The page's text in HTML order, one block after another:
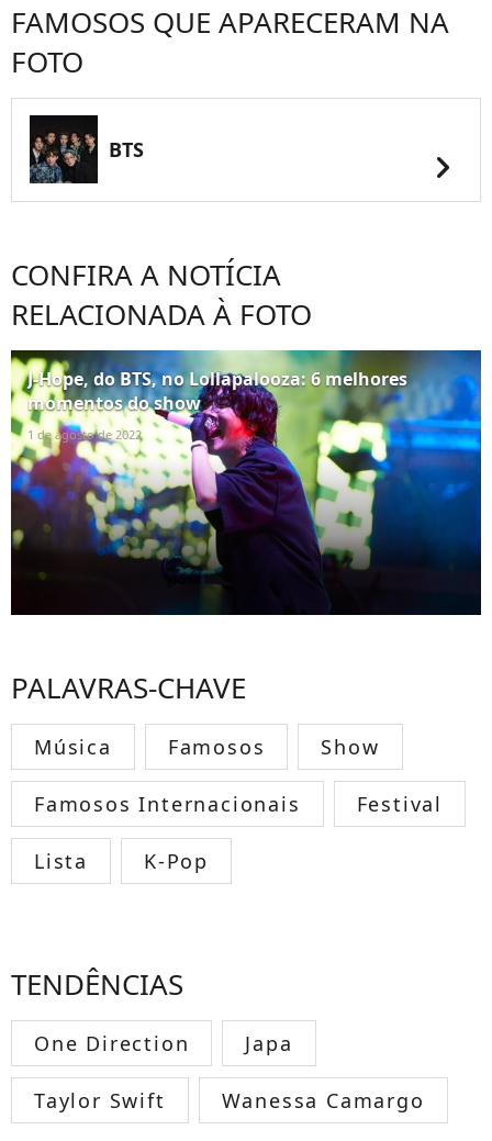
FAMOSOS QUE APARECERAM NA
FOTO
BTS chevron_right
CONFIRA A NOTÍCIA
RELACIONADA À FOTO
J-Hope, do BTS, no Lollapalooza: 6 melhores
momentos do show
1 de agosto de 2022
PALAVRAS-CHAVE
Música Famosos Show
Famosos Internacionais Festival
Lista K-Pop
TENDÊNCIAS
One Direction Japa
Taylor Swift Wanessa Camargo